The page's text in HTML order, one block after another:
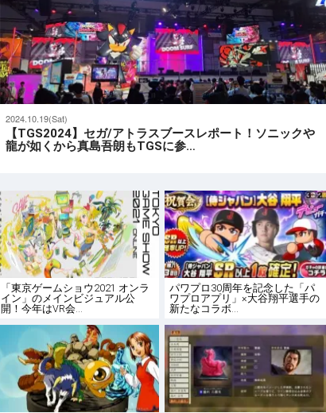
2024.10.19(Sat)
【TGS2024】セガ/アトラスブースレポート！ソニックや
龍が如くから真島吾朗もTGSに参…
「東京ゲームショウ2021 オンラ
イン」のメインビジュアル公
開！今年はVR会…
パワプロ30周年を記念した「パ
ワプロアプリ」×大谷翔平選手の
新たなコラボ…